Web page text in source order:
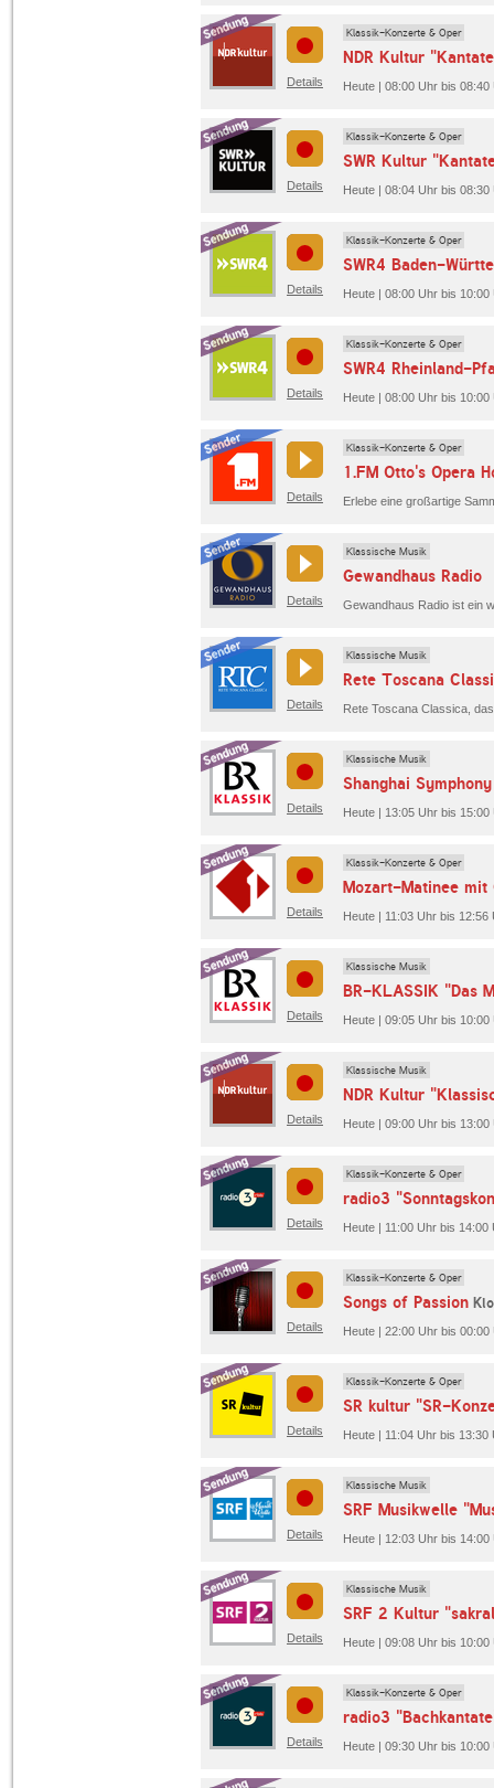
Details
Klassik-Konzerte & Oper
NDR Kultur
Heute | 08:00 Uhr bis
Details
Klassik-Konzerte & Oper
SWR Kultur
Heute | 08:04 Uhr bis 08:30
Details
Klassik-Konzerte & Oper
SWR4 Baden-
Heute | 08:00 Uhr bis
Details
Klassik-Konzerte & Oper
SWR4 Rheinland-
Heute | 08:00 Uhr bis
Details
Klassik-Konzerte & Oper
1.FM Otto's Opera
Details
Klassische Musik
Gewandhaus Radio
Details
Klassische Musik
Rete Toscana
Rete Toscana Classica,
Details
Klassische Musik
Shanghai
Heute | 13:05 Uhr bis 15:00
Details
Klassik-Konzerte & Oper
Heute | 11:03 Uhr bis 12:56
Details
Klassische Musik
BR-KLASSIK "Das
Heute | 09:05 Uhr bis 10:00
Details
Klassische Musik
NDR Kultur
Heute | 09:00 Uhr bis
Details
Klassik-Konzerte & Oper
radio3
Heute | 11:00 Uhr bis 14:00
Details
Klassik-Konzerte & Oper
Songs of Passion
Heute | 22:00 Uhr bis
Details
Klassik-Konzerte & Oper
SR kultur "SR-
Heute | 11:04 Uhr bis 13:30
Details
Klassische Musik
SRF Musikwelle
Heute | 12:03 Uhr bis
Details
Klassische Musik
SRF 2 Kultur
Heute | 09:08 Uhr bis
Details
Klassik-Konzerte & Oper
radio3
Heute | 09:30 Uhr bis 10:00